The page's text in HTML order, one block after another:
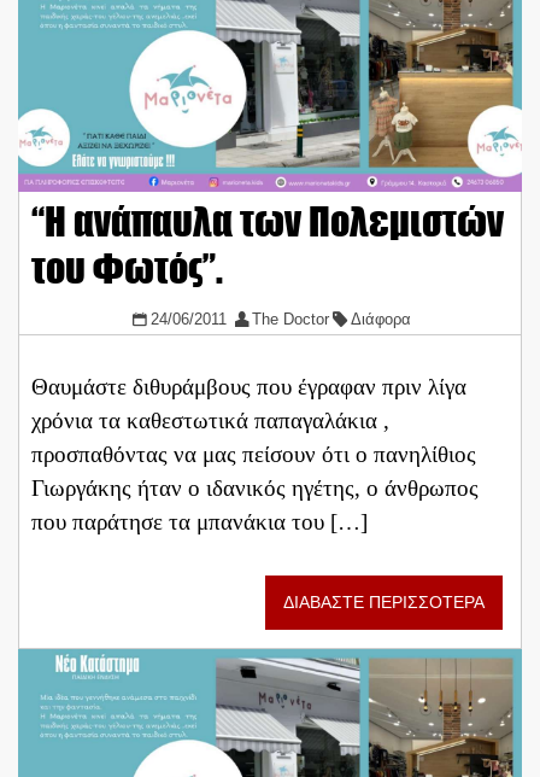
“Η ανάπαυλα των Πολεμιστών
του Φωτός”.
24/06/2011 The Doctor Διάφορα
Θαυμάστε διθυράμβους που έγραφαν πριν λίγα
χρόνια τα καθεστωτικά παπαγαλάκια ,
προσπαθόντας να μας πείσουν ότι ο πανηλίθιος
Γιωργάκης ήταν ο ιδανικός ηγέτης, ο άνθρωπος
που παράτησε τα μπανάκια του […]
ΔΙΑΒΑΣΤΕ ΠΕΡΙΣΣΟΤΕΡΑ